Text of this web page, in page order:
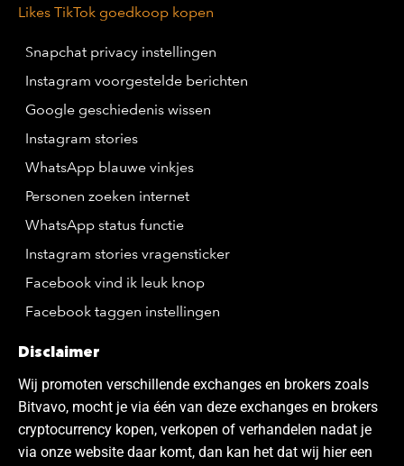
Likes TikTok goedkoop kopen
Snapchat privacy instellingen
Instagram voorgestelde berichten
Google geschiedenis wissen
Instagram stories
WhatsApp blauwe vinkjes
Personen zoeken internet
WhatsApp status functie
Instagram stories vragensticker
Facebook vind ik leuk knop
Facebook taggen instellingen
Disclaimer
Wij promoten verschillende exchanges en brokers zoals
Bitvavo, mocht je via één van deze exchanges en brokers
cryptocurrency kopen, verkopen of verhandelen nadat je
via onze website daar komt, dan kan het dat wij hier een